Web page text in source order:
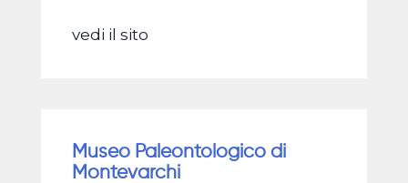
vedi il sito
Museo Paleontologico di
Montevarchi